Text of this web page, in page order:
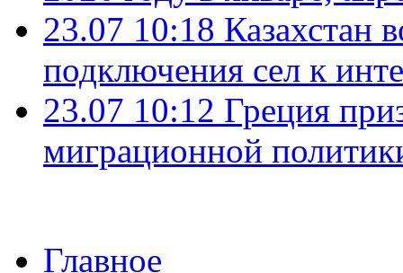
23.07 10:18 Казахстан
подключения сел к
23.07 10:12 Греция
миграционной
Главное